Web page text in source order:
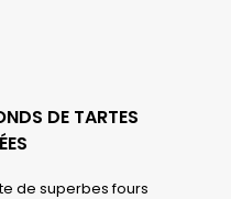
DE TARTES
de superbes fours